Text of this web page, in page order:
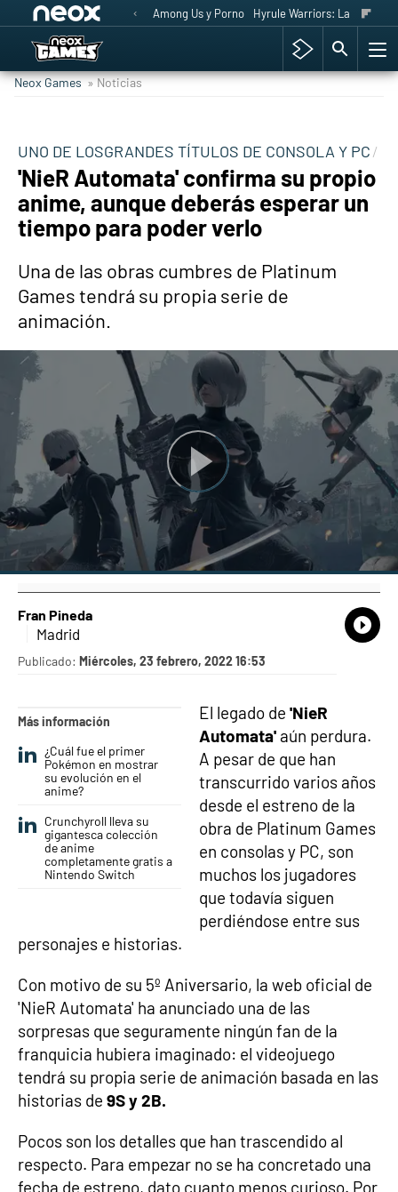
Among Us y Porno Hyrule Warriors: La Era del
Neox Games » Noticias
UNO DE LOSGRANDES TÍTULOS DE CONSOLA Y PC
'NieR Automata' confirma su propio
anime, aunque deberás esperar un
tiempo para poder verlo
Una de las obras cumbres de Platinum
Games tendrá su propia serie de
animación.
Fran Pineda
Madrid
Publicado: Miércoles, 23 febrero, 2022 16:53
Más información
¿Cuál fue el primer
Pokémon en mostrar
su evolución en el
anime?
Crunchyroll lleva su
gigantesca colección
de anime
completamente gratis a
Nintendo Switch
El legado de 'NieR
Automata' aún perdura.
A pesar de que han
transcurrido varios años
desde el estreno de la
obra de Platinum Games
en consolas y PC, son
muchos los jugadores
que todavía siguen
perdiéndose entre sus
personajes e historias.
Con motivo de su 5º Aniversario, la web oficial de
'NieR Automata' ha anunciado una de las
sorpresas que seguramente ningún fan de la
franquicia hubiera imaginado: el videojuego
tendrá su propia serie de animación basada en las
historias de 9S y 2B.
Pocos son los detalles que han trascendido al
respecto. Para empezar no se ha concretado una
fecha de estreno, dato cuanto menos curioso. Por